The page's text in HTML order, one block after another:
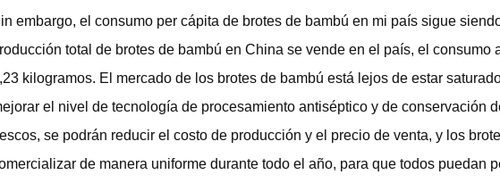
embargo, el consumo per cápita de brotes de bambú en mi país sigue
total de brotes de bambú en China se vende en el país, el consumo
kilogramos. El mercado de los brotes de bambú está lejos de estar
el nivel de tecnología de procesamiento antiséptico y de conservación
se podrán reducir el costo de producción y el precio de venta, y los
de manera uniforme durante todo el año, para que todos puedan